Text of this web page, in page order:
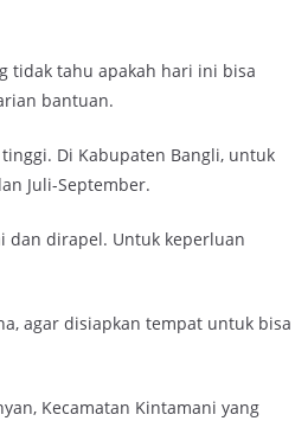
tidak tahu apakah hari ini bisa
bantuan.
Di Kabupaten Bangli, untuk
Juli-September.
dan dirapel. Untuk keperluan
agar disiapkan tempat untuk bisa
Kecamatan Kintamani yang